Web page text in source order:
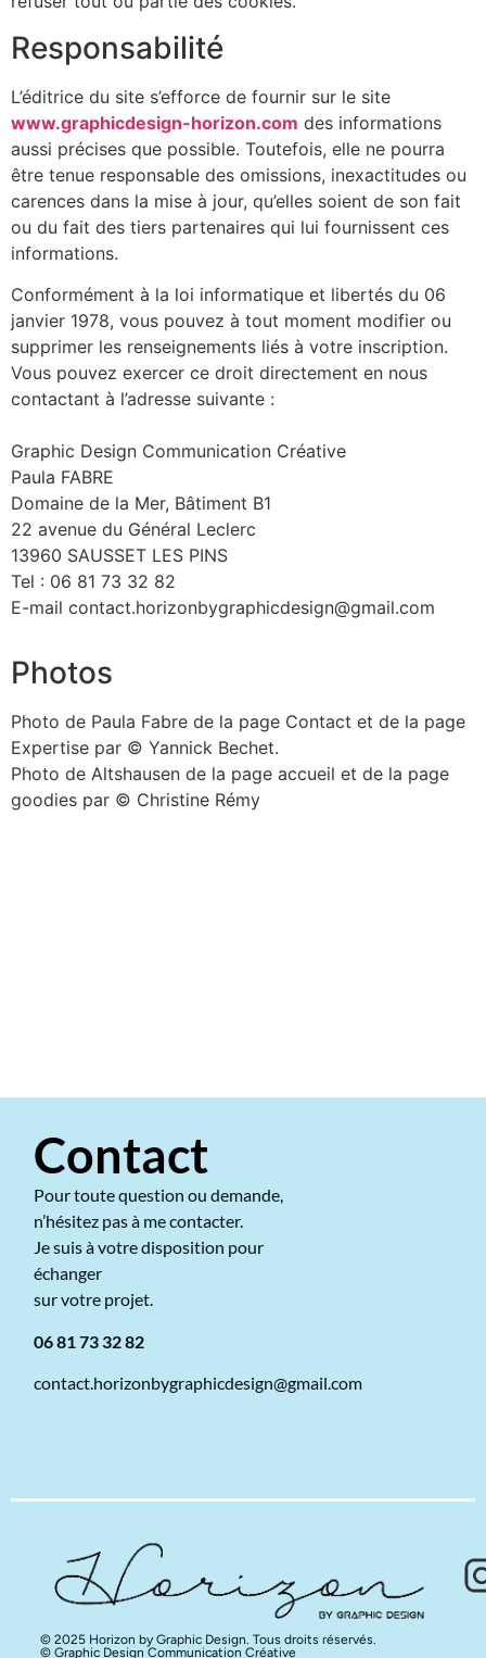
Responsabilité
L’éditrice du site s’efforce de fournir sur le site
www.graphicdesign-horizon.com des informations
aussi précises que possible. Toutefois, elle ne pourra
être tenue responsable des omissions, inexactitudes ou
carences dans la mise à jour, qu’elles soient de son fait
ou du fait des tiers partenaires qui lui fournissent ces
informations.
Conformément à la loi informatique et libertés du 06
janvier 1978, vous pouvez à tout moment modifier ou
supprimer les renseignements liés à votre inscription.
Vous pouvez exercer ce droit directement en nous
contactant à l’adresse suivante :
Graphic Design Communication Créative
Paula FABRE
Domaine de la Mer, Bâtiment B1
22 avenue du Général Leclerc
13960 SAUSSET LES PINS
Tel : 06 81 73 32 82
E-mail contact.horizonbygraphicdesign@gmail.com
Photos
Photo de Paula Fabre de la page Contact et de la page
Expertise par © Yannick Bechet.
Photo de Altshausen de la page accueil et de la page
goodies par © Christine Rémy
Contact
Pour toute question ou demande,
n’hésitez pas à me contacter.
Je suis à votre disposition pour
échanger
sur votre projet.
06 81 73 32 82
contact.horizonbygraphicdesign@gmail.com
© 2025 Horizon by Graphic Design. Tous droits réservés.
© Graphic Design Communication Créative